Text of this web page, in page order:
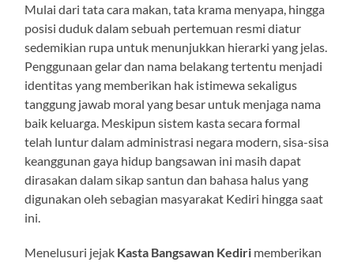
Mulai dari tata cara makan, tata krama menyapa, hingga
posisi duduk dalam sebuah pertemuan resmi diatur
sedemikian rupa untuk menunjukkan hierarki yang jelas.
Penggunaan gelar dan nama belakang tertentu menjadi
identitas yang memberikan hak istimewa sekaligus
tanggung jawab moral yang besar untuk menjaga nama
baik keluarga. Meskipun sistem kasta secara formal
telah luntur dalam administrasi negara modern, sisa-sisa
keanggunan gaya hidup bangsawan ini masih dapat
dirasakan dalam sikap santun dan bahasa halus yang
digunakan oleh sebagian masyarakat Kediri hingga saat
ini.
Menelusuri jejak Kasta Bangsawan Kediri memberikan